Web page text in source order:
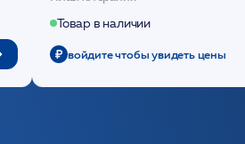
Товар в наличии
войдите чтобы увидеть цены